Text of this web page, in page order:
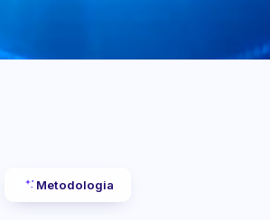
Metodologia